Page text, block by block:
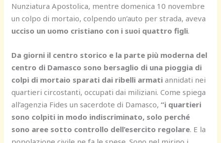
Nunziatura Apostolica, mentre domenica 10 novembre
un colpo di mortaio, colpendo un’auto per strada, aveva
ucciso un uomo cristiano con i suoi quattro figli.
Da giorni il centro storico e la parte più moderna del
centro di Damasco sono bersaglio di una pioggia di
colpi di mortaio sparati dai ribelli armati annidati nei
quartieri circostanti, occupati dai miliziani. Come spiega
all’agenzia Fides un sacerdote di Damasco,“i quartieri
sono colpiti in modo indiscriminato, solo perché
sono aree sotto controllo dell’esercito regolare. E la